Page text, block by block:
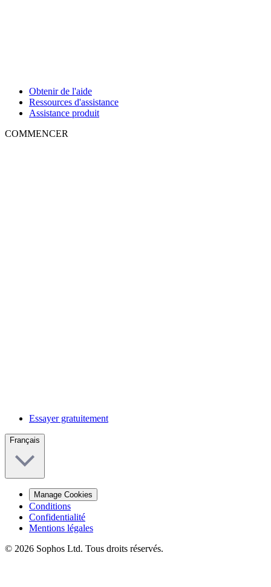
Obtenir de l'aide
Ressources d'assistance
Assistance produit
COMMENCER
Essayer gratuitement
Français
Manage Cookies
Conditions
Confidentialité
Mentions légales
© 2026 Sophos Ltd. Tous droits réservés.